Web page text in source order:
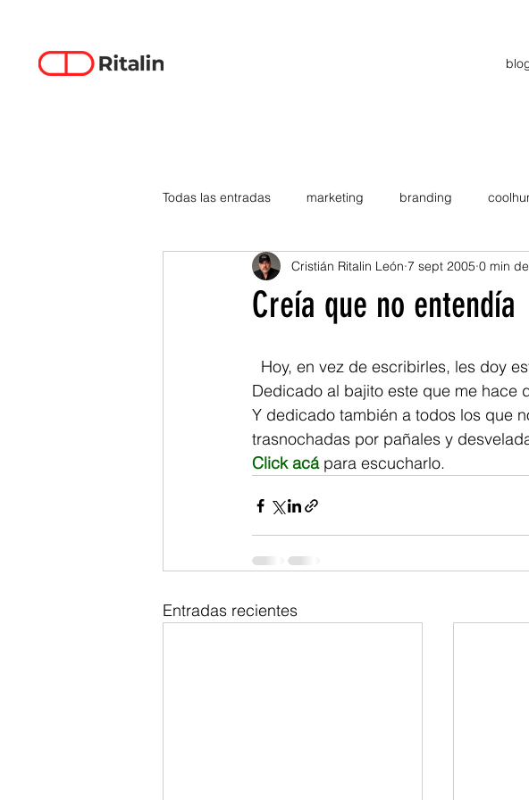
Todas las entradas marketing branding
data-driven creativity emprendimiento
Creía que no entendía
Cristián Ritalin León 7 sept 2005 0 min
Hoy, en vez de escribirles, les doy
Dedicado al bajito este que me hace
Y dedicado también a todos los que
trasnochadas por pañales y
Click acá para escucharlo.
Entradas recientes